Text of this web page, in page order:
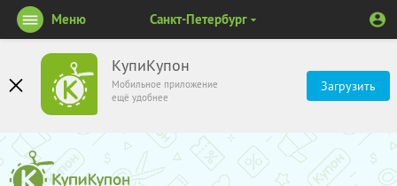
КупиКупон
Мобильное приложение
ещё удобнее
Загрузить
Меню Санкт-Петербург